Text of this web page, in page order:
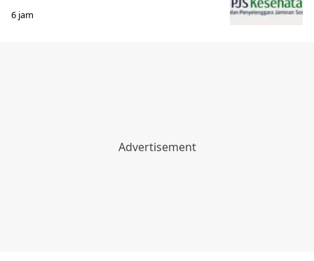
6 jam